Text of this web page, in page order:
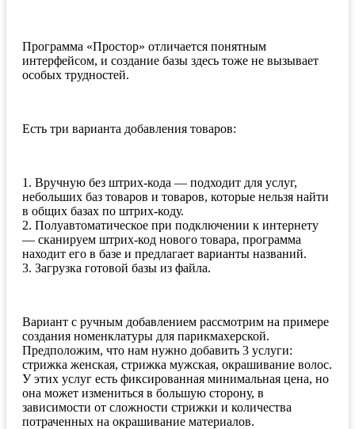
Программа «Простор» отличается понятным
интерфейсом, и создание базы здесь тоже не вызывает
особых трудностей.
Есть три варианта добавления товаров:
1. Вручную без штрих-кода — подходит для услуг,
небольших баз товаров и товаров, которые нельзя найти
в общих базах по штрих-коду.
2. Полуавтоматическое при подключении к интернету
— сканируем штрих-код нового товара, программа
находит его в базе и предлагает варианты названий.
3. Загрузка готовой базы из файла.
Вариант с ручным добавлением рассмотрим на примере
создания номенклатуры для парикмахерской.
Предположим, что нам нужно добавить 3 услуги:
стрижка женская, стрижка мужская, окрашивание волос.
У этих услуг есть фиксированная минимальная цена, но
она может измениться в большую сторону, в
зависимости от сложности стрижки и количества
потраченных на окрашивание материалов.